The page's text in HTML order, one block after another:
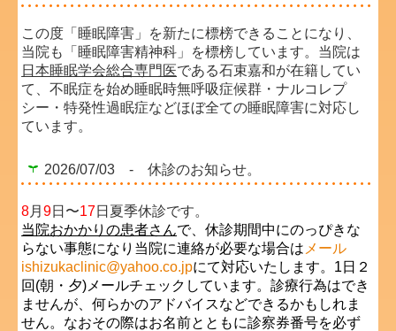
この度「睡眠障害」を新たに標榜できることになり、
当院も「睡眠障害精神科」を標榜しています。当院は
日本睡眠学会総合専門医である石束嘉和が在籍してい
て、不眠症を始め睡眠時無呼吸症候群・ナルコレプ
シー・特発性過眠症などほぼ全ての睡眠障害に対応し
ています。
2026/07/03 - 休診のお知らせ。
8月9日〜17日夏季休診です。
当院おかかりの患者さんで、休診期間中にのっぴきな
らない事態になり当院に連絡が必要な場合は メール
ishizukaclinic@yahoo.co.jpにて対応いたします。1日２
回(朝・夕)メールチェックしています。診療行為はでき
ませんが、何らかのアドバイスなどできるかもしれま
せん。なおその際はお名前とともに診察券番号を必ず